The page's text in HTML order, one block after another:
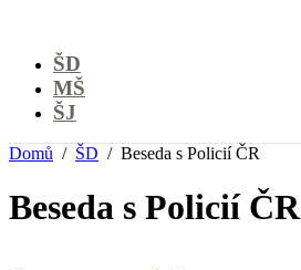
ŠD
MŠ
ŠJ
Domů ŠD Beseda s Policií ČR
Beseda s Policií ČR